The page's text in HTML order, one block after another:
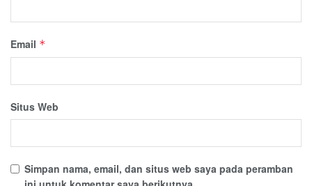
Email *
Situs Web
Simpan nama, email, dan situs web saya pada peramban